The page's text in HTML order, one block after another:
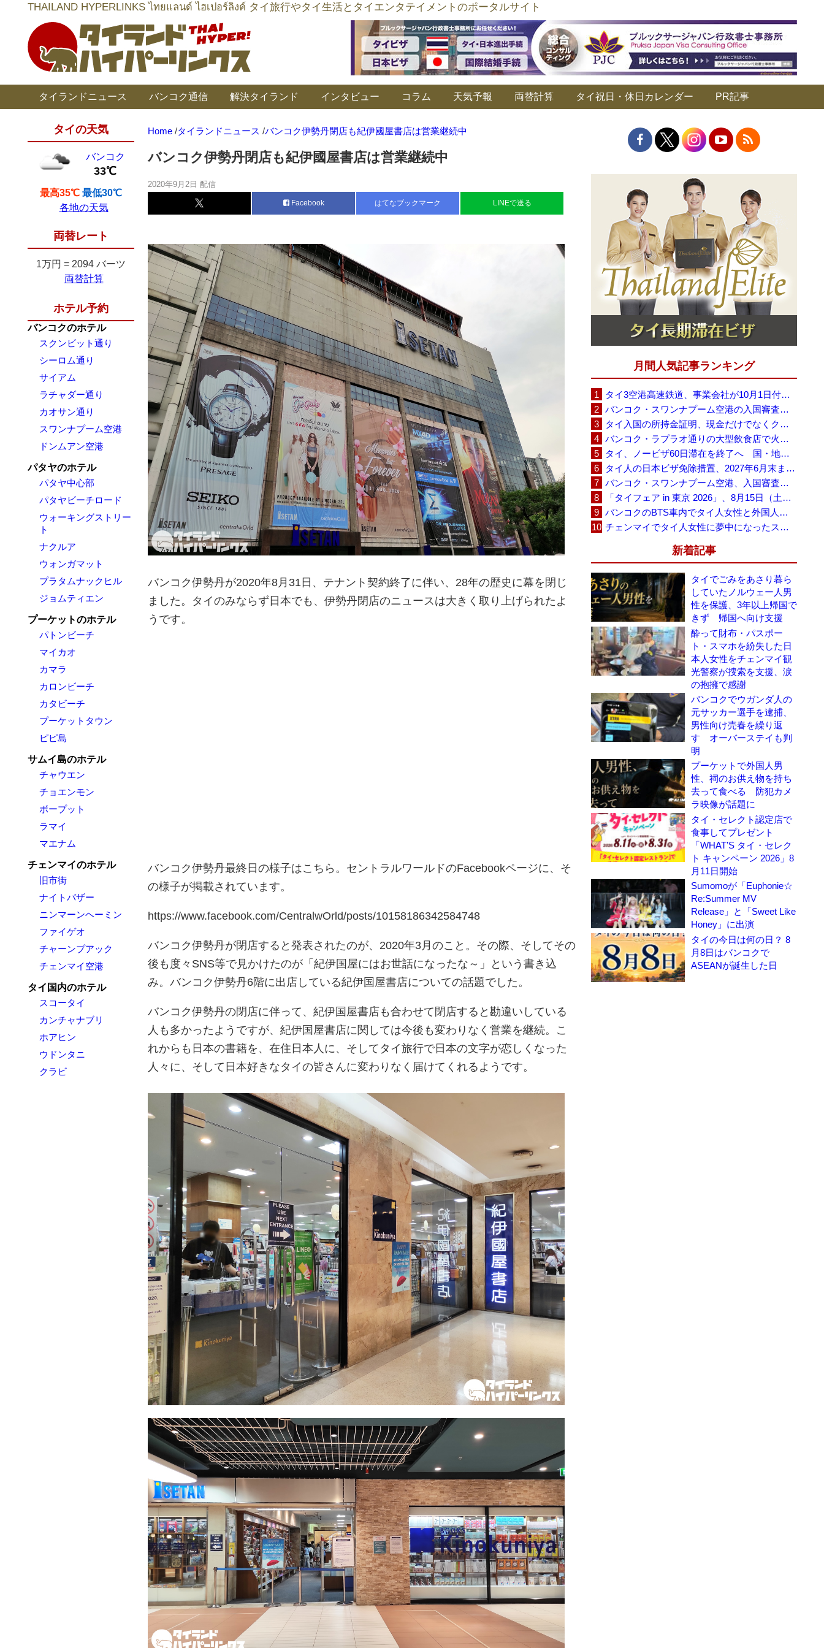
THAILAND HYPERLINKS ไทยแลนด์ ไฮเปอร์ลิงค์ タイ旅行やタイ生活とタイエンタテイメントのポータルサイト
タイランドニュース バンコク通信 解決タイランド インタビュー コラム 天気予報 両替計算 タイ祝日・休日カレンダー PR記事
タイの天気
バンコク
33℃
最高35℃ 最低30℃
各地の天気
両替レート
1万円 = 2094 バーツ
両替計算
ホテル予約
バンコクのホテル
スクンビット通り
シーロム通り
サイアム
ラチャダー通り
カオサン通り
スワンナプーム空港
ドンムアン空港
パタヤのホテル
パタヤ中心部
パタヤビーチロード
ウォーキングストリー
ト
ナクルア
ウォンガマット
プラタムナックヒル
ジョムティエン
プーケットのホテル
パトンビーチ
マイカオ
カマラ
カロンビーチ
カタビーチ
プーケットタウン
ピピ島
サムイ島のホテル
チャウエン
チョエンモン
ボープット
ラマイ
マエナム
チェンマイのホテル
旧市街
ナイトバザー
ニンマーンヘーミン
ファイゲオ
チャーンプアック
チェンマイ空港
タイ国内のホテル
スコータイ
カンチャナブリ
ホアヒン
ウドンタニ
クラビ
Home /タイランドニュース /バンコク伊勢丹閉店も紀伊國屋書店は営業継続中
バンコク伊勢丹閉店も紀伊國屋書店は営業継続中
2020年9月2日 配信
Facebook はてなブックマーク LINEで送る
バンコク伊勢丹が2020年8月31日、テナント契約終了に伴い、28年の歴史に幕を閉じ
ました。タイのみならず日本でも、伊勢丹閉店のニュースは大きく取り上げられたよ
うです。
バンコク伊勢丹最終日の様子はこちら。セントラルワールドのFacebookページに、そ
の様子が掲載されています。
https://www.facebook.com/CentralwOrld/posts/10158186342584748
バンコク伊勢丹が閉店すると発表されたのが、2020年3月のこと。その際、そしてその
後も度々SNS等で見かけたのが「紀伊国屋にはお世話になったな～」という書き込
み。バンコク伊勢丹6階に出店している紀伊国屋書店についての話題でした。
バンコク伊勢丹の閉店に伴って、紀伊国屋書店も合わせて閉店すると勘違いしている
人も多かったようですが、紀伊国屋書店に関しては今後も変わりなく営業を継続。こ
れからも日本の書籍を、在住日本人に、そしてタイ旅行で日本の文字が恋しくなった
人々に、そして日本好きなタイの皆さんに変わりなく届けてくれるようです。
月間人気記事ランキング
タイ3空港高速鉄道、事業会社が10月1日付の契約終了を通知 「現時点での撤退決定ではない」
バンコク・スワンナプーム空港の入国審査に長蛇の列、SNSで「3～4時間待ち」との投稿が拡散
タイ入国の所持金証明、現金だけでなくクレジットカードや銀行明細も提示可能
バンコク・ラプラオ通りの大型飲食店で火災、27人死亡・多数負傷
タイ、ノービザ60日滞在を終了へ 国・地域別に30日・15日へ再編
タイ人の日本ビザ免除措置、2027年6月末まで延長 不安広がる中でひとまず安堵
バンコク・スワンナプーム空港、入国審査で2～3時間待ちの時間帯も 審査厳格化と人員不足が影響か
「タイフェア in 東京 2026」、8月15日（土）・16日（日）に代々木公園で開催
バンコクのBTS車内でタイ人女性と外国人学生グループが口論、騒音めぐる動画が拡散
チェンマイでタイ人女性に夢中になったスウェーデン人男性、全財産を失い捨てられる
新着記事
タイでごみをあさり暮ら
していたノルウェー人男
性を保護、3年以上帰国で
きず 帰国へ向け支援
酔って財布・パスポー
ト・スマホを紛失した日
本人女性をチェンマイ観
光警察が捜索を支援、涙
の抱擁で感謝
バンコクでウガンダ人の
元サッカー選手を逮捕、
男性向け売春を繰り返
す オーバーステイも判
明
プーケットで外国人男
性、祠のお供え物を持ち
去って食べる 防犯カメ
ラ映像が話題に
タイ・セレクト認定店で
食事してプレゼント
「WHAT’S タイ・セレク
ト キャンペーン 2026」8
月11日開始
Sumomoが「Euphonie☆
Re:Summer MV
Release」と「Sweet Like
Honey」に出演
タイの今日は何の日？ 8
月8日はバンコクで
ASEANが誕生した日